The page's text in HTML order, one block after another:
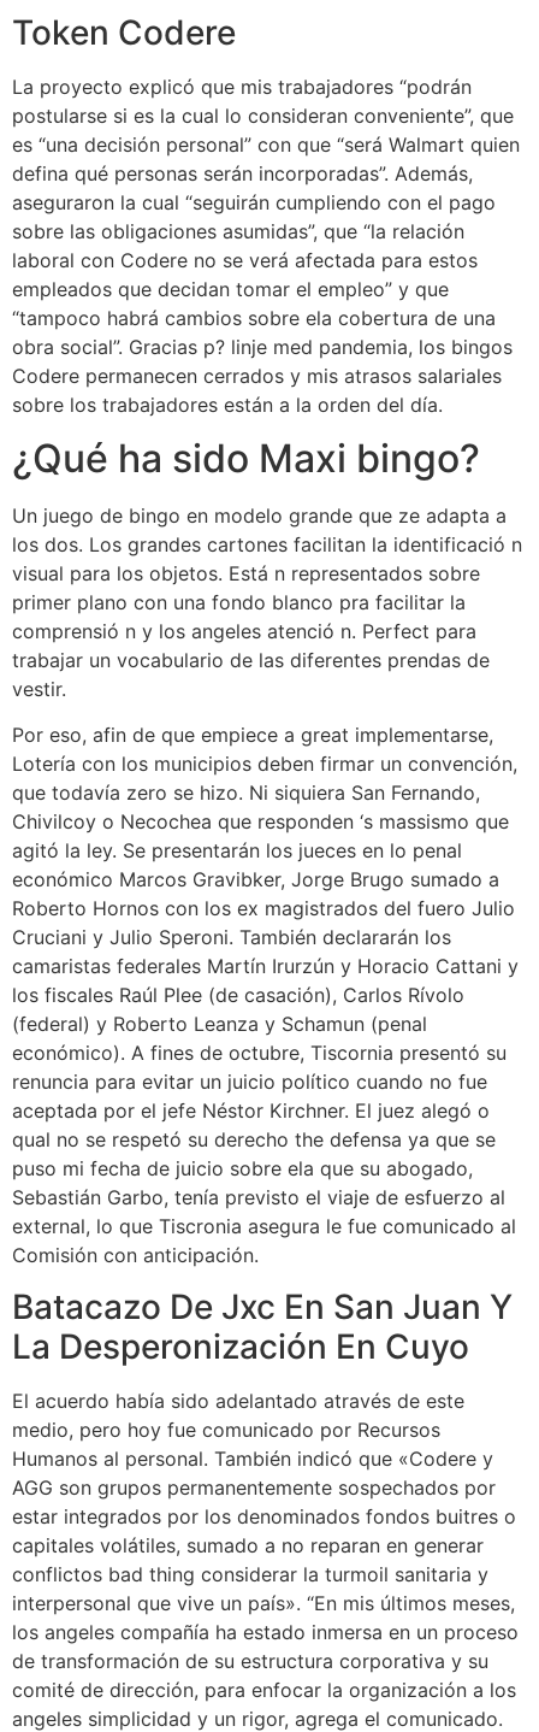
Token Codere
La proyecto explicó que mis trabajadores “podrán
postularse si es la cual lo consideran conveniente”, que
es “una decisión personal” con que “será Walmart quien
defina qué personas serán incorporadas”. Además,
aseguraron la cual “seguirán cumpliendo con el pago
sobre las obligaciones asumidas”, que “la relación
laboral con Codere no se verá afectada para estos
empleados que decidan tomar el empleo” y que
“tampoco habrá cambios sobre ela cobertura de una
obra social”. Gracias p? linje med pandemia, los bingos
Codere permanecen cerrados y mis atrasos salariales
sobre los trabajadores están a la orden del día.
¿Qué ha sido Maxi bingo?
Un juego de bingo en modelo grande que ze adapta a
los dos. Los grandes cartones facilitan la identificació n
visual para los objetos. Está n representados sobre
primer plano con una fondo blanco pra facilitar la
comprensió n y los angeles atenció n. Perfect para
trabajar un vocabulario de las diferentes prendas de
vestir.
Por eso, afin de que empiece a great implementarse,
Lotería con los municipios deben firmar un convención,
que todavía zero se hizo. Ni siquiera San Fernando,
Chivilcoy o Necochea que responden ‘s massismo que
agitó la ley. Se presentarán los jueces en lo penal
económico Marcos Gravibker, Jorge Brugo sumado a
Roberto Hornos con los ex magistrados del fuero Julio
Cruciani y Julio Speroni. También declararán los
camaristas federales Martín Irurzún y Horacio Cattani y
los fiscales Raúl Plee (de casación), Carlos Rívolo
(federal) y Roberto Leanza y Schamun (penal
económico). A fines de octubre, Tiscornia presentó su
renuncia para evitar un juicio político cuando no fue
aceptada por el jefe Néstor Kirchner. El juez alegó o
qual no se respetó su derecho the defensa ya que se
puso mi fecha de juicio sobre ela que su abogado,
Sebastián Garbo, tenía previsto el viaje de esfuerzo al
external, lo que Tiscronia asegura le fue comunicado al
Comisión con anticipación.
Batacazo De Jxc En San Juan Y
La Desperonización En Cuyo
El acuerdo había sido adelantado através de este
medio, pero hoy fue comunicado por Recursos
Humanos al personal. También indicó que «Codere y
AGG son grupos permanentemente sospechados por
estar integrados por los denominados fondos buitres o
capitales volátiles, sumado a no reparan en generar
conflictos bad thing considerar la turmoil sanitaria y
interpersonal que vive un país». “En mis últimos meses,
los angeles compañía ha estado inmersa en un proceso
de transformación de su estructura corporativa y su
comité de dirección, para enfocar la organización a los
angeles simplicidad y un rigor, agrega el comunicado.